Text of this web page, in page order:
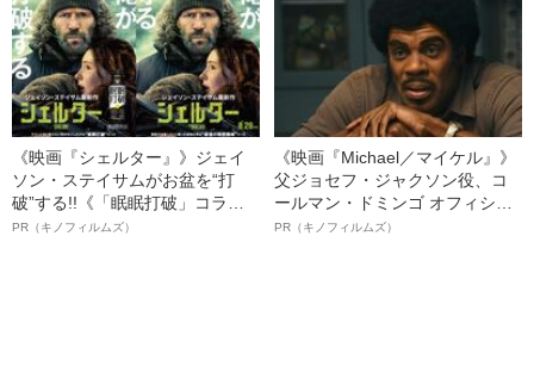
《映画『シェルター』》ジェイ
ソン・ステイサムがお盆を“打
破”する!!《「眠眠打破」コラ
ボ》
PR（キノフィルムズ）
《映画『Michael／マイケル』》
父ジョセフ・ジャクソン役、コ
ールマン・ドミンゴ オフィシャ
ルインタビュー“観客を魅了した
PR（キノフィルムズ）